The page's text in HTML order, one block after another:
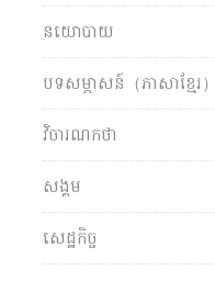
នយោបាយ
បទសម្ភាសន៍（ភាសាខ្មែរ）
វិចារណកថា
សង្គម
សេដ្ឋកិច្ច